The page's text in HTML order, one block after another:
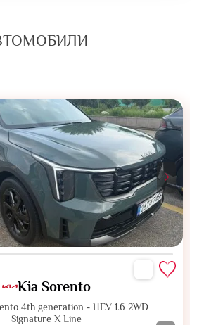
Kia Sorento
4th generation - HEV 1.6 2WD
Signature X Line